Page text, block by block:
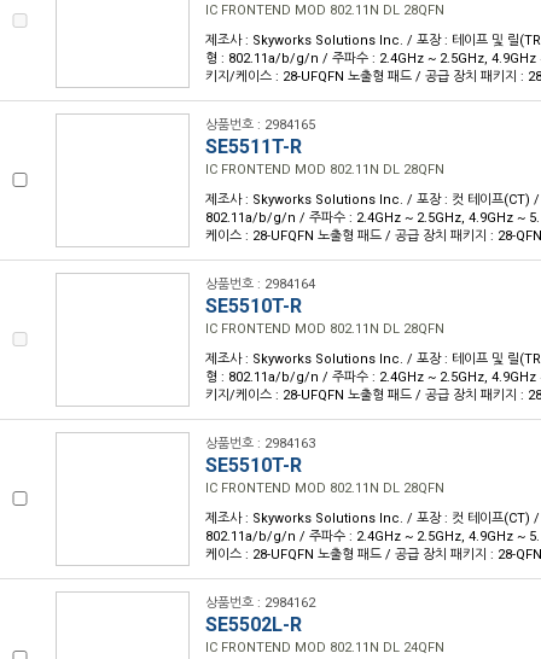
IC FRONTEND MOD 802.11N DL 28QFN
제조사 : Skyworks Solutions Inc. / 포장 : 테이프 및 릴
형 : 802.11a/b/g/n / 주파수 : 2.4GHz ~ 2.5GHz, 4.9GHz
키지/케이스 : 28-UFQFN 노출형 패드 / 공급 장치 패키지 :
상품번호 : 2984165
SE5511T-R
IC FRONTEND MOD 802.11N DL 28QFN
제조사 : Skyworks Solutions Inc. / 포장 : 컷 테이프(CT) /
802.11a/b/g/n / 주파수 : 2.4GHz ~ 2.5GHz, 4.9GHz ~
케이스 : 28-UFQFN 노출형 패드 / 공급 장치 패키지 : 28-
상품번호 : 2984164
SE5510T-R
IC FRONTEND MOD 802.11N DL 28QFN
제조사 : Skyworks Solutions Inc. / 포장 : 테이프 및 릴
형 : 802.11a/b/g/n / 주파수 : 2.4GHz ~ 2.5GHz, 4.9GHz
키지/케이스 : 28-UFQFN 노출형 패드 / 공급 장치 패키지 :
상품번호 : 2984163
SE5510T-R
IC FRONTEND MOD 802.11N DL 28QFN
제조사 : Skyworks Solutions Inc. / 포장 : 컷 테이프(CT) /
802.11a/b/g/n / 주파수 : 2.4GHz ~ 2.5GHz, 4.9GHz ~
케이스 : 28-UFQFN 노출형 패드 / 공급 장치 패키지 : 28-
상품번호 : 2984162
SE5502L-R
IC FRONTEND MOD 802.11N DL 24QFN